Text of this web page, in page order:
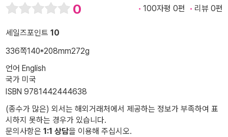
0 100자평 0편 리뷰 0편
세일즈포인트 10
336쪽140*208mm272g
언어 English
국가 미국
ISBN 9781442444638
(종수가 많은) 외서는 해외거래처에서 제공하는 정보가 부족하여 표
시하지 못하는 경우가 있습니다.
문의사항은 1:1 상담을 이용해 주십시오.